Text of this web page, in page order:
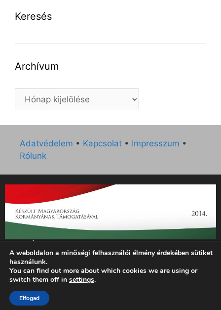
Keresés
Archívum
Archívum
Adatvédelem • Kapcsolat • Impresszum •
Rólunk
„Az Új Ember katolikus hetilap 2014. évi működésének
támogatását az EGYH-KCP-14-P-0121 sz. támogatási
szerződés keretében 3 000 000 Ft összegben támogatta az
Emberi Erőforrások Minisztériuma.”
© 2026 Magyar Kurír - Új Ember
A weboldalon a minőségi felhasználói élmény érdekében sütiket
használunk.
You can find out more about which cookies we are using or
switch them off in settings.
Elfogad